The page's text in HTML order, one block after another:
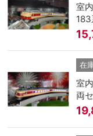
室
在
室
両